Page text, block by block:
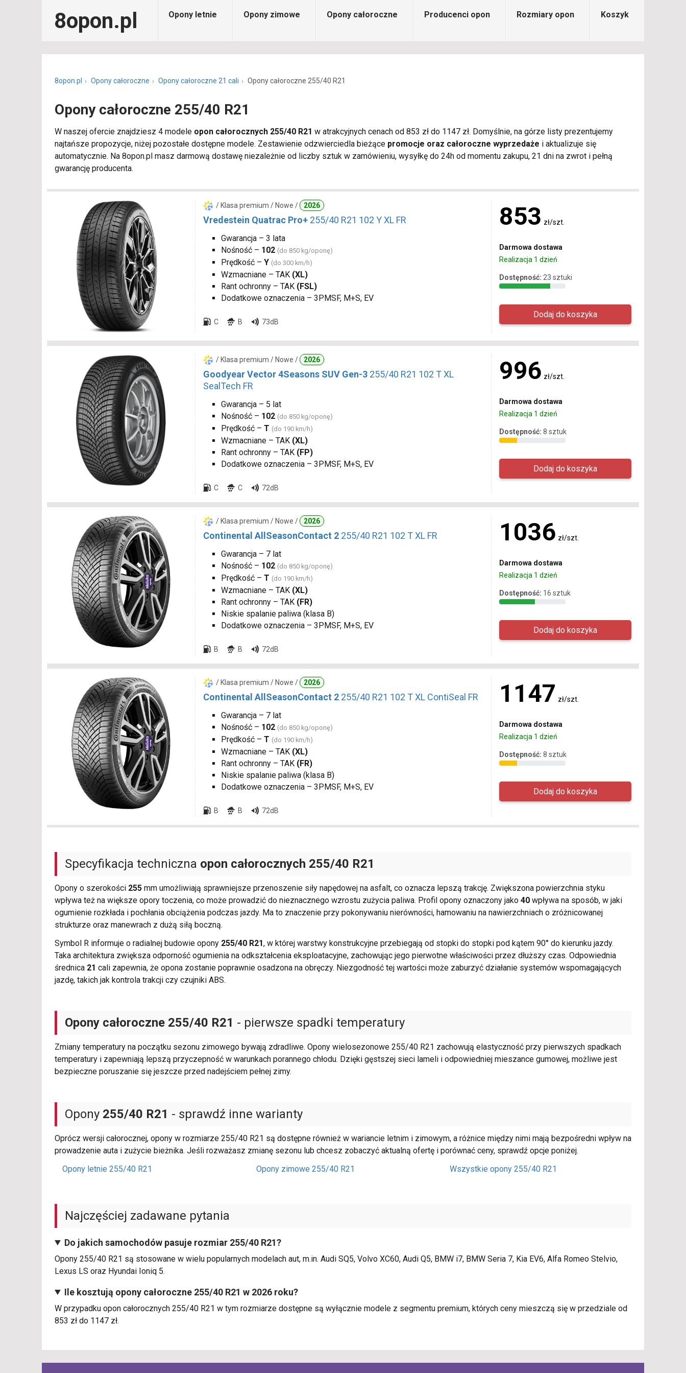
8opon.pl Opony letnie Opony zimowe Opony całoroczne Producenci opon Rozmiary opon Koszyk
8opon.pl Opony całoroczne Opony całoroczne 21 cali Opony całoroczne 255/40 R21
Opony całoroczne 255/40 R21
W naszej ofercie znajdziesz 4 modele opon całorocznych 255/40 R21 w atrakcyjnych cenach od 853 zł do 1147 zł. Domyślnie, na górze listy prezentujemy
najtańsze propozycje, niżej pozostałe dostępne modele. Zestawienie odzwierciedla bieżące promocje oraz całoroczne wyprzedaże i aktualizuje się
automatycznie. Na 8opon.pl masz darmową dostawę niezależnie od liczby sztuk w zamówieniu, wysyłkę do 24h od momentu zakupu, 21 dni na zwrot i pełną
gwarancję producenta.
/ Klasa premium / Nowe / 2026
Vredestein Quatrac Pro+ 255/40 R21 102 Y XL FR
Gwarancja – 3 lata
Nośność – 102 (do 850 kg/oponę)
Prędkość – Y (do 300 km/h)
Wzmacniane – TAK (XL)
Rant ochronny – TAK (FSL)
Dodatkowe oznaczenia – 3PMSF, M+S, EV
C B 73dB
853 zł/szt.
Darmowa dostawa
Realizacja 1 dzień
Dostępność: 23 sztuki
/ Klasa premium / Nowe / 2026
Goodyear Vector 4Seasons SUV Gen-3 255/40 R21 102 T XL
SealTech FR
Gwarancja – 5 lat
Nośność – 102 (do 850 kg/oponę)
Prędkość – T (do 190 km/h)
Wzmacniane – TAK (XL)
Rant ochronny – TAK (FP)
Dodatkowe oznaczenia – 3PMSF, M+S, EV
C C 72dB
996 zł/szt.
Darmowa dostawa
Realizacja 1 dzień
Dostępność: 8 sztuk
/ Klasa premium / Nowe / 2026
Continental AllSeasonContact 2 255/40 R21 102 T XL FR
Gwarancja – 7 lat
Nośność – 102 (do 850 kg/oponę)
Prędkość – T (do 190 km/h)
Wzmacniane – TAK (XL)
Rant ochronny – TAK (FR)
Niskie spalanie paliwa (klasa B)
Dodatkowe oznaczenia – 3PMSF, M+S, EV
B B 72dB
1036 zł/szt.
Darmowa dostawa
Realizacja 1 dzień
Dostępność: 16 sztuk
/ Klasa premium / Nowe / 2026
Continental AllSeasonContact 2 255/40 R21 102 T XL ContiSeal FR
Gwarancja – 7 lat
Nośność – 102 (do 850 kg/oponę)
Prędkość – T (do 190 km/h)
Wzmacniane – TAK (XL)
Rant ochronny – TAK (FR)
Niskie spalanie paliwa (klasa B)
Dodatkowe oznaczenia – 3PMSF, M+S, EV
B B 72dB
1147 zł/szt.
Darmowa dostawa
Realizacja 1 dzień
Dostępność: 8 sztuk
Specyfikacja techniczna opon całorocznych 255/40 R21
Opony o szerokości 255 mm umożliwiają sprawniejsze przenoszenie siły napędowej na asfalt, co oznacza lepszą trakcję. Zwiększona powierzchnia styku
wpływa też na większe opory toczenia, co może prowadzić do nieznacznego wzrostu zużycia paliwa. Profil opony oznaczony jako 40 wpływa na sposób, w jaki
ogumienie rozkłada i pochłania obciążenia podczas jazdy. Ma to znaczenie przy pokonywaniu nierówności, hamowaniu na nawierzchniach o zróżnicowanej
strukturze oraz manewrach z dużą siłą boczną.
Symbol R informuje o radialnej budowie opony 255/40 R21, w której warstwy konstrukcyjne przebiegają od stopki do stopki pod kątem 90° do kierunku jazdy.
Taka architektura zwiększa odporność ogumienia na odkształcenia eksploatacyjne, zachowując jego pierwotne właściwości przez dłuższy czas. Odpowiednia
średnica 21 cali zapewnia, że opona zostanie poprawnie osadzona na obręczy. Niezgodność tej wartości może zaburzyć działanie systemów wspomagających
jazdę, takich jak kontrola trakcji czy czujniki ABS.
Opony całoroczne 255/40 R21 - pierwsze spadki temperatury
Zmiany temperatury na początku sezonu zimowego bywają zdradliwe. Opony wielosezonowe 255/40 R21 zachowują elastyczność przy pierwszych spadkach
temperatury i zapewniają lepszą przyczepność w warunkach porannego chłodu. Dzięki gęstszej sieci lameli i odpowiedniej mieszance gumowej, możliwe jest
bezpieczne poruszanie się jeszcze przed nadejściem pełnej zimy.
Opony 255/40 R21 - sprawdź inne warianty
Oprócz wersji całorocznej, opony w rozmiarze 255/40 R21 są dostępne również w wariancie letnim i zimowym, a różnice między nimi mają bezpośredni wpływ na
prowadzenie auta i zużycie bieżnika. Jeśli rozważasz zmianę sezonu lub chcesz zobaczyć aktualną ofertę i porównać ceny, sprawdź opcje poniżej.
Opony letnie 255/40 R21
Opony zimowe 255/40 R21 Wszystkie opony 255/40 R21
Najczęściej zadawane pytania
Do jakich samochodów pasuje rozmiar 255/40 R21?
Opony 255/40 R21 są stosowane w wielu popularnych modelach aut, m.in. Audi SQ5, Volvo XC60, Audi Q5, BMW i7, BMW Seria 7, Kia EV6, Alfa Romeo Stelvio,
Lexus LS oraz Hyundai Ioniq 5.
Ile kosztują opony całoroczne 255/40 R21 w 2026 roku?
W przypadku opon całorocznych 255/40 R21 w tym rozmiarze dostępne są wyłącznie modele z segmentu premium, których ceny mieszczą się w przedziale od
853 zł do 1147 zł.